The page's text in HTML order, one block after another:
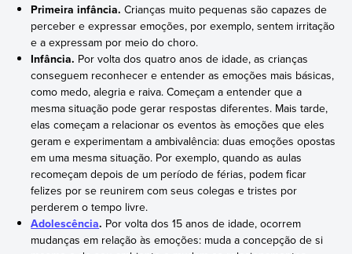
Primeira infância. Crianças muito pequenas são capazes de
perceber e expressar emoções, por exemplo, sentem irritação
e a expressam por meio do choro.
Infância. Por volta dos quatro anos de idade, as crianças
conseguem reconhecer e entender as emoções mais básicas,
como medo, alegria e raiva. Começam a entender que a
mesma situação pode gerar respostas diferentes. Mais tarde,
elas começam a relacionar os eventos às emoções que eles
geram e experimentam a ambivalência: duas emoções opostas
em uma mesma situação. Por exemplo, quando as aulas
recomeçam depois de um período de férias, podem ficar
felizes por se reunirem com seus colegas e tristes por
perderem o tempo livre.
Adolescência. Por volta dos 15 anos de idade, ocorrem
mudanças em relação às emoções: muda a concepção de si